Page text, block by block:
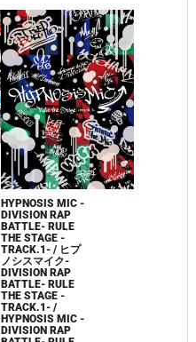
HYPNOSIS MIC -
DIVISION RAP
BATTLE- RULE
THE STAGE -
TRACK.1- / ヒプ
ノシスマイク-
DIVISION RAP
BATTLE- RULE
THE STAGE‪ -
TRACK.1- /
HYPNOSIS MIC -
DIVISION RAP